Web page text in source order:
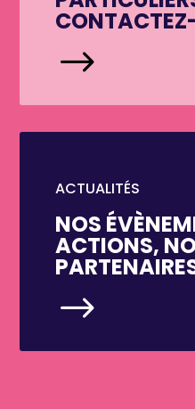
$
ACTUALITÉS
NOS
ACTIONS,
$